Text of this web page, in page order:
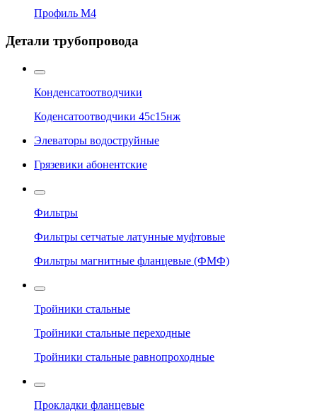
Профиль М4
Детали трубопровода
Конденсатоотводчики
Коденсатоотводчики 45с15нж
Элеваторы водоструйные
Грязевики абонентские
Фильтры
Фильтры сетчатые латунные муфтовые
Фильтры магнитные фланцевые (ФМФ)
Тройники стальные
Тройники стальные переходные
Тройники стальные равнопроходные
Прокладки фланцевые